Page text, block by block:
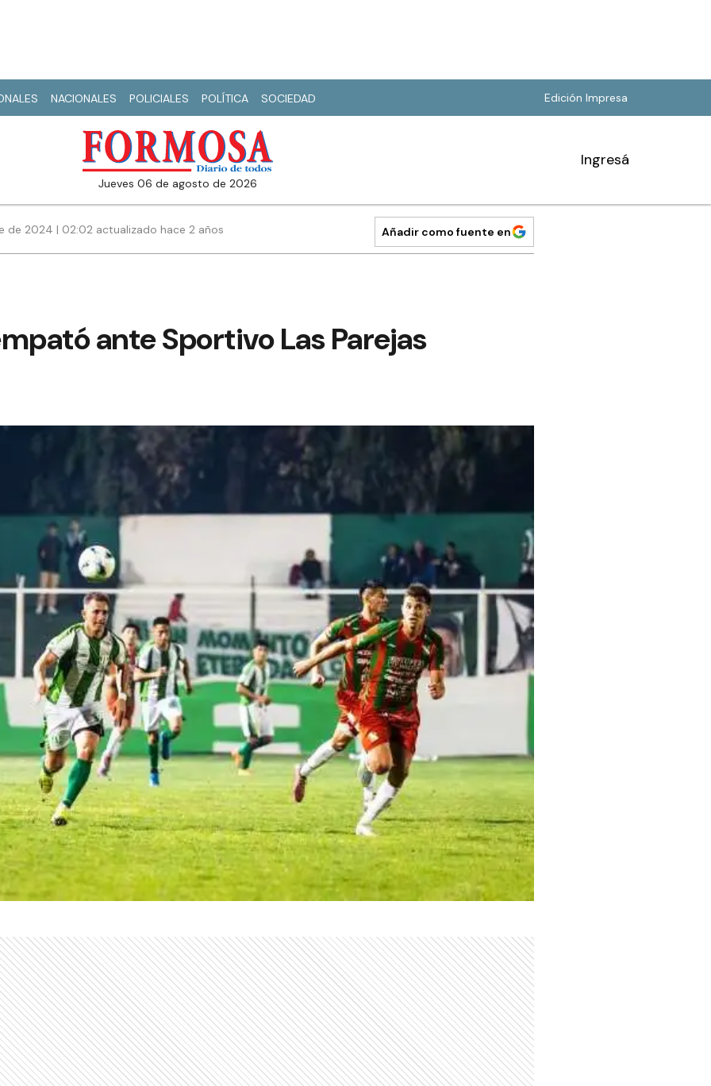
NACIONALES POLICIALES POLÍTICA SOCIEDAD Edición Impresa
jueves 06 de agosto de 2026
Ingresá
de 2024 | 02:02 actualizado hace 2 años Añadir como fuente en
ante Sportivo Las Parejas